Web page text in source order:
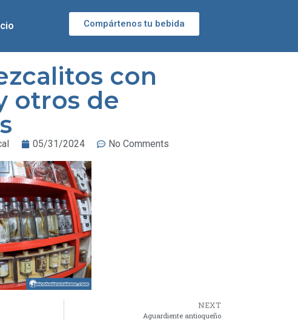
Compártenos tu bebida
con
otros de
05/31/2024 No Comments
NEXT
Aguardiente antioqueño